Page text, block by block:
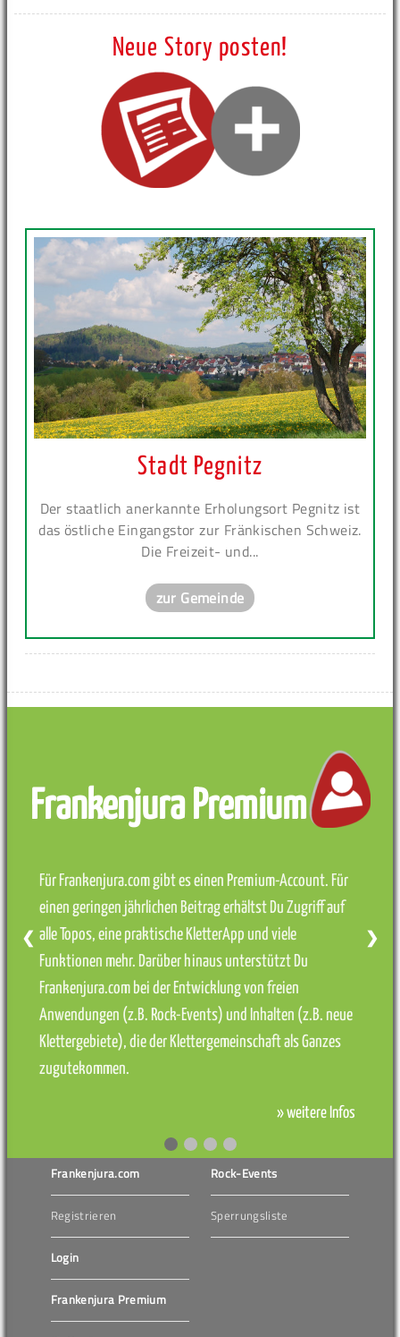
Neue Story posten!
Stadt Pegnitz
Der staatlich anerkannte Erholungsort Pegnitz ist
das östliche Eingangstor zur Fränkischen Schweiz.
Die Freizeit- und...
zur Gemeinde
Frankenjura Premium
Für Frankenjura.com gibt es einen Premium-Account. Für
einen geringen jährlichen Beitrag erhältst Du Zugriff auf
alle Topos, eine praktische KletterApp und viele
Funktionen mehr. Darüber hinaus unterstützt Du
Frankenjura.com bei der Entwicklung von freien
Anwendungen (z.B. Rock-Events) und Inhalten (z.B. neue
Klettergebiete), die der Klettergemeinschaft als Ganzes
zugutekommen.
» weitere Infos
❮ ❯
Frankenjura.com
Registrieren
Login
Frankenjura Premium
Rock-Events
Sperrungsliste